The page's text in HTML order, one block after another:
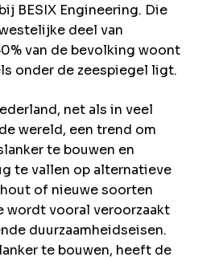
BESIX Engineering. Die
deel van
van de bevolking woont
onder de zeespiegel ligt.
net als in veel
wereld, een trend om
te bouwen en
te vallen op alternatieve
of nieuwe soorten
wordt vooral veroorzaakt
duurzaamheidseisen.
te bouwen, heeft de